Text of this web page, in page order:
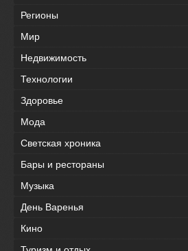
Регионы
Мир
Недвижимость
Технологии
Здоровье
Мода
Светская хроника
Бары и рестораны
Музыка
День Варенья
Кино